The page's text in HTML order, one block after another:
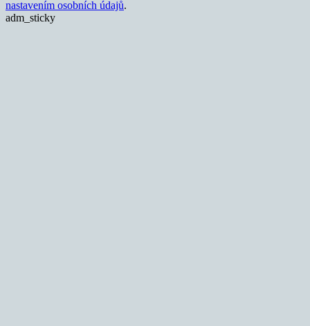
nastavením osobních údajů.
adm_sticky